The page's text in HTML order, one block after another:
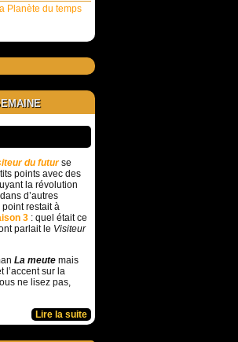
Planète du temps
du futurse
points avec des
la révolution
dans d’autres
restait à
3 : quel était ce
parlait le Visiteur
La meute mais
l’accent sur la
ne lisez pas,
Lire la suite